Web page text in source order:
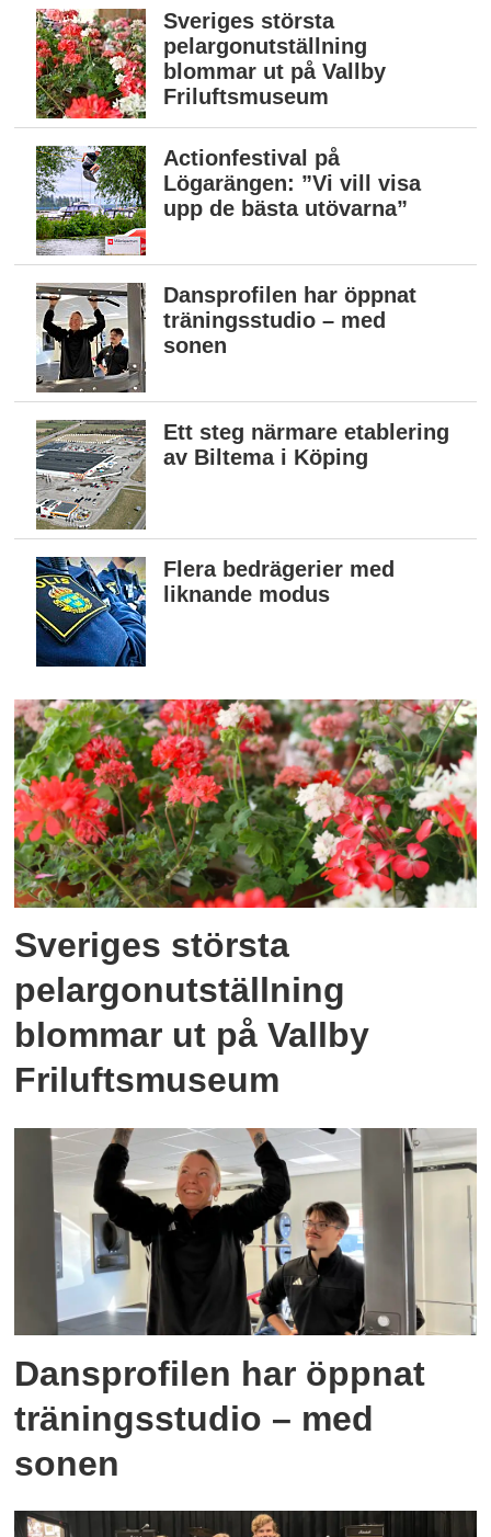
Sveriges största
pelargonutställning
blommar ut på Vallby
Friluftsmuseum
Actionfestival på
Lögarängen: ”Vi vill visa
upp de bästa utövarna”
Dansprofilen har öppnat
träningsstudio – med
sonen
Ett steg närmare etablering
av Biltema i Köping
Flera bedrägerier med
liknande modus
Sveriges största
pelargonutställning
blommar ut på Vallby
Friluftsmuseum
Dansprofilen har öppnat
träningsstudio – med
sonen